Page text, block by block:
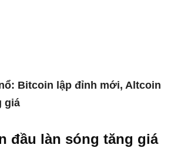
Bitcoin lập đỉnh mới, Altcoin
giá
đầu làn sóng tăng giá